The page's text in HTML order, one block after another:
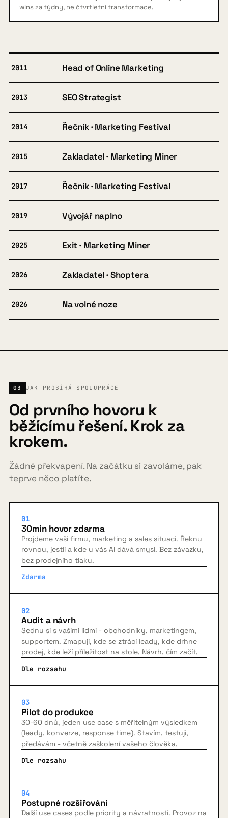
wins za týdny, ne čtvrtletní transformace.
2011 Head of Online Marketing
2013 SEO Strategist
2014 Řečník · Marketing Festival
2015 Zakladatel · Marketing Miner
2017 Řečník · Marketing Festival
2019 Vývojář naplno
2025 Exit · Marketing Miner
2026 Zakladatel · Shoptera
2026 Na volné noze
03 JAK PROBÍHÁ SPOLUPRÁCE
Od prvního hovoru k
běžícímu řešení. Krok za
krokem.
Žádné překvapení. Na začátku si zavoláme, pak
teprve něco platíte.
01
30min hovor zdarma
Projdeme vaši firmu, marketing a sales situaci. Řeknu
rovnou, jestli a kde u vás AI dává smysl. Bez závazku,
bez prodejního tlaku.
Zdarma
02
Audit a návrh
Sednu si s vašimi lidmi - obchodníky, marketingem,
supportem. Zmapuji, kde se ztrácí leady, kde drhne
prodej, kde leží příležitost na stole. Návrh, čím začít.
Dle rozsahu
03
Pilot do produkce
30-60 dnů, jeden use case s měřitelným výsledkem
(leady, konverze, response time). Stavím, testuji,
předávám - včetně zaškolení vašeho člověka.
Dle rozsahu
04
Postupné rozšiřování
Další use cases podle priority a návratnosti. Provoz na